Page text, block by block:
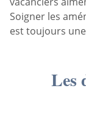
Soigner les
est toujours
Les